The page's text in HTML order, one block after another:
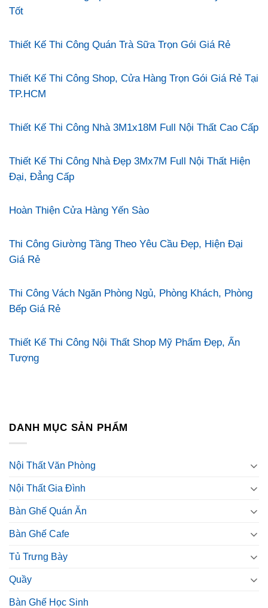
Tốt
Thiết Kế Thi Công Quán Trà Sữa Trọn Gói Giá Rẻ
Thiết Kế Thi Công Shop, Cửa Hàng Trọn Gói Giá Rẻ Tại
TP.HCM
Thiết Kế Thi Công Nhà 3M1x18M Full Nội Thất Cao Cấp
Thiết Kế Thi Công Nhà Đẹp 3Mx7M Full Nội Thất Hiện
Đại, Đẳng Cấp
Hoàn Thiện Cửa Hàng Yến Sào
Thi Công Giường Tầng Theo Yêu Cầu Đẹp, Hiện Đại
Giá Rẻ
Thi Công Vách Ngăn Phòng Ngủ, Phòng Khách, Phòng
Bếp Giá Rẻ
Thiết Kế Thi Công Nội Thất Shop Mỹ Phẩm Đẹp, Ấn
Tượng
DANH MỤC SẢN PHẨM
Nội Thất Văn Phòng
Nội Thất Gia Đình
Bàn Ghế Quán Ăn
Bàn Ghế Cafe
Tủ Trưng Bày
Quầy
Bàn Ghế Học Sinh